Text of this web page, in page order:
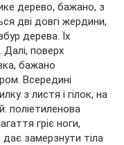
дерево, бажано, з
дві довгі жердини,
дерева. Їх
поверх
бажано
Всередині
з листя і гілок, на
поліетиленова
гріє ноги,
дає замерзнути тіла